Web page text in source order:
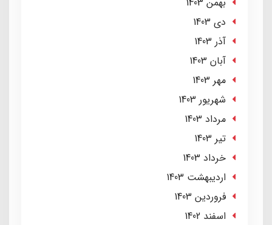
دی 1403
آذر 1403
آبان 1403
مهر 1403
شهریور 1403
مرداد 1403
تير 1403
خرداد 1403
ارديبهشت 1403
فروردین 1403
اسفند 1402